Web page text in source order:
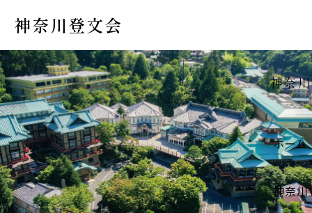
神奈川登文会
神奈
ホーム
神奈川